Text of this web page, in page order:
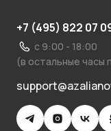
+7 (495) 822 07
с 9:00 - 18:00
(в остальные часы